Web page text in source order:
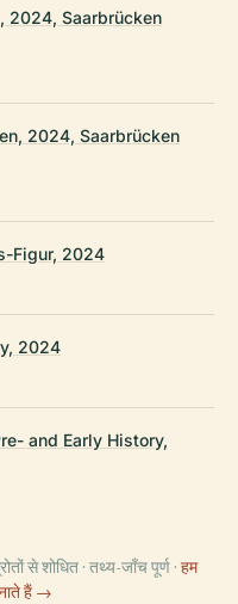
2024, Saarbrücken
2024, Saarbrücken
Figur, 2024
2024
and Early History,
से शोधित · तथ्य-जाँच पूर्ण · हम
हैं →